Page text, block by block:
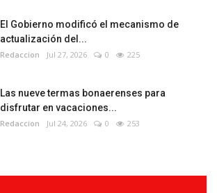
El Gobierno modificó el mecanismo de
actualización del...
Redaccion Jul 27, 2026 0 225
Las nueve termas bonaerenses para
disfrutar en vacaciones...
Redaccion Jul 24, 2026 0 253